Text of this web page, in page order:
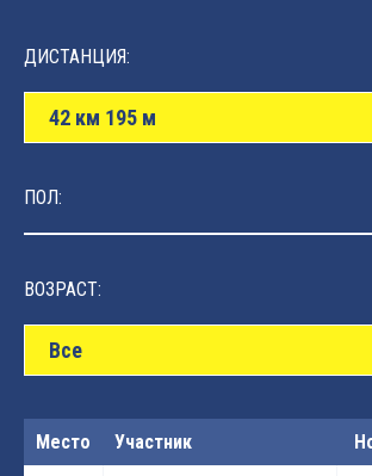
ДИСТАНЦИЯ:
42 км 195 м
ПОЛ:
ВОЗРАСТ:
Все
Место Участник